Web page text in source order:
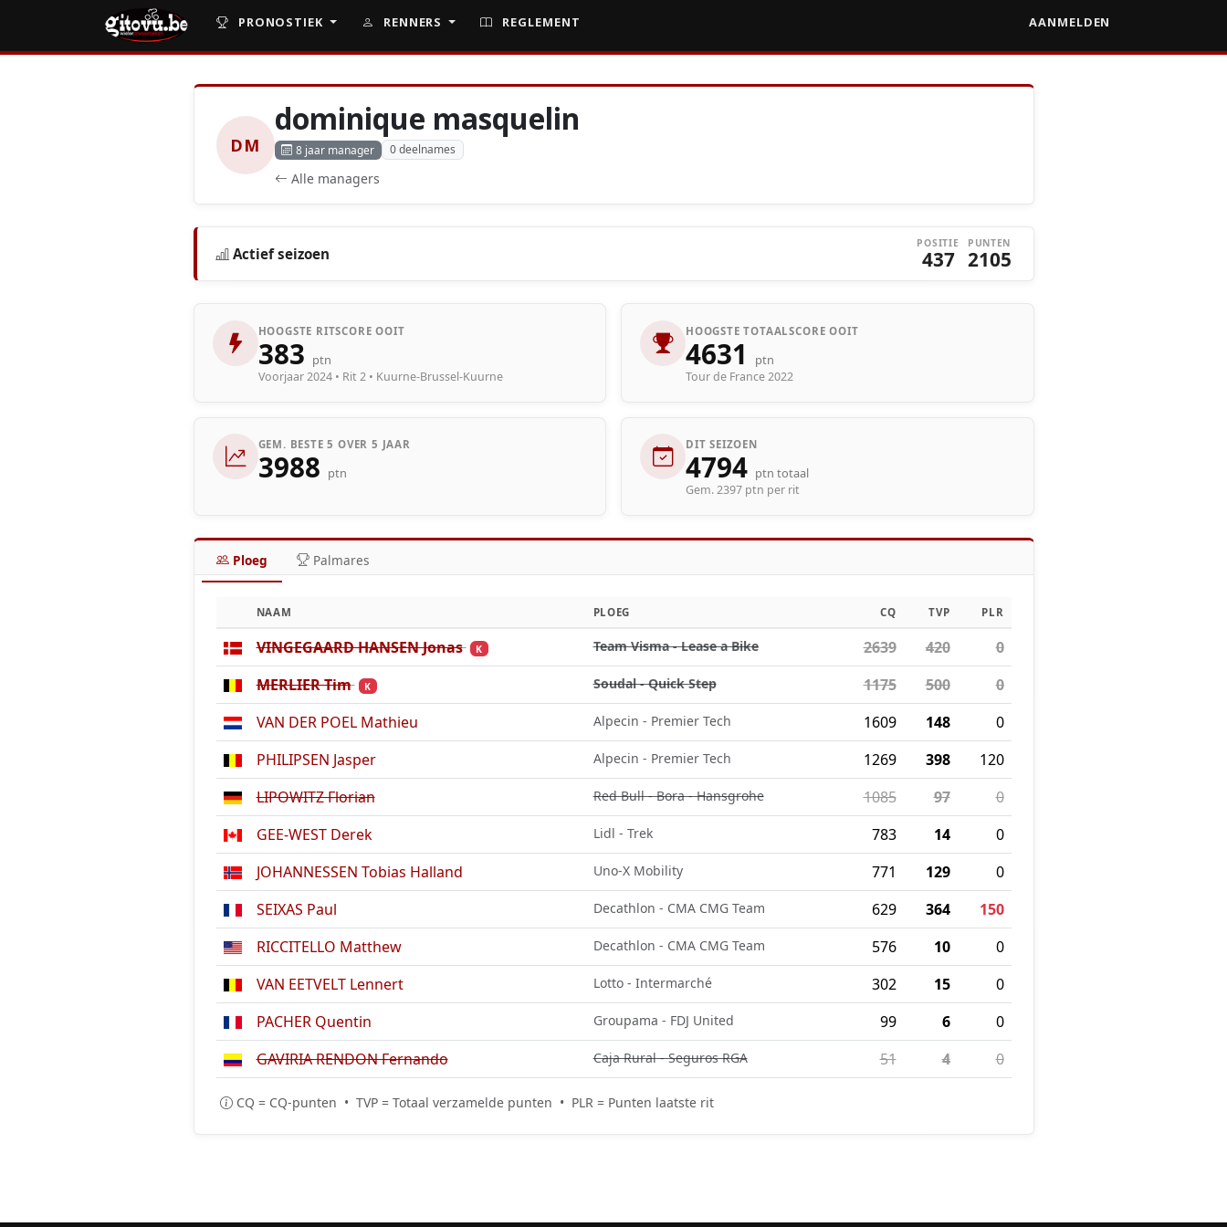
PRONOSTIEK RENNERS REGLEMENT AANMELDEN
DM
dominique masquelin
8 jaar manager 0 deelnames
Alle managers
Actief seizoen
POSITIE
437
PUNTEN
2105
HOOGSTE RITSCORE OOIT
383 ptn
Voorjaar 2024 • Rit 2 • Kuurne-Brussel-Kuurne
HOOGSTE TOTAALSCORE OOIT
4631 ptn
Tour de France 2022
GEM. BESTE 5 OVER 5 JAAR
3988 ptn
DIT SEIZOEN
4794 ptn totaal
Gem. 2397 ptn per rit
Ploeg Palmares
NAAM PLOEG CQ TVP PLR
VINGEGAARD HANSEN Jonas K Team Visma - Lease a Bike 2639 420
0
MERLIER Tim
K Soudal - Quick Step 1175 500
0
VAN DER POEL Mathieu
Alpecin - Premier Tech 1609 148
0
PHILIPSEN Jasper
Alpecin - Premier Tech 1269 398
120
LIPOWITZ Florian
Red Bull - Bora - Hansgrohe 1085 97
0
GEE-WEST Derek
Lidl - Trek 783 14
0
JOHANNESSEN Tobias Halland
Uno-X Mobility 771 129
0
SEIXAS Paul
Decathlon - CMA CMG Team 629 364
150
RICCITELLO Matthew
Decathlon - CMA CMG Team 576 10
0
VAN EETVELT Lennert
Lotto - Intermarché 302 15
0
PACHER Quentin
Groupama - FDJ United 99 6
0
GAVIRIA RENDON Fernando
Caja Rural - Seguros RGA 51 4 0
CQ = CQ-punten • TVP = Totaal verzamelde punten • PLR = Punten laatste rit